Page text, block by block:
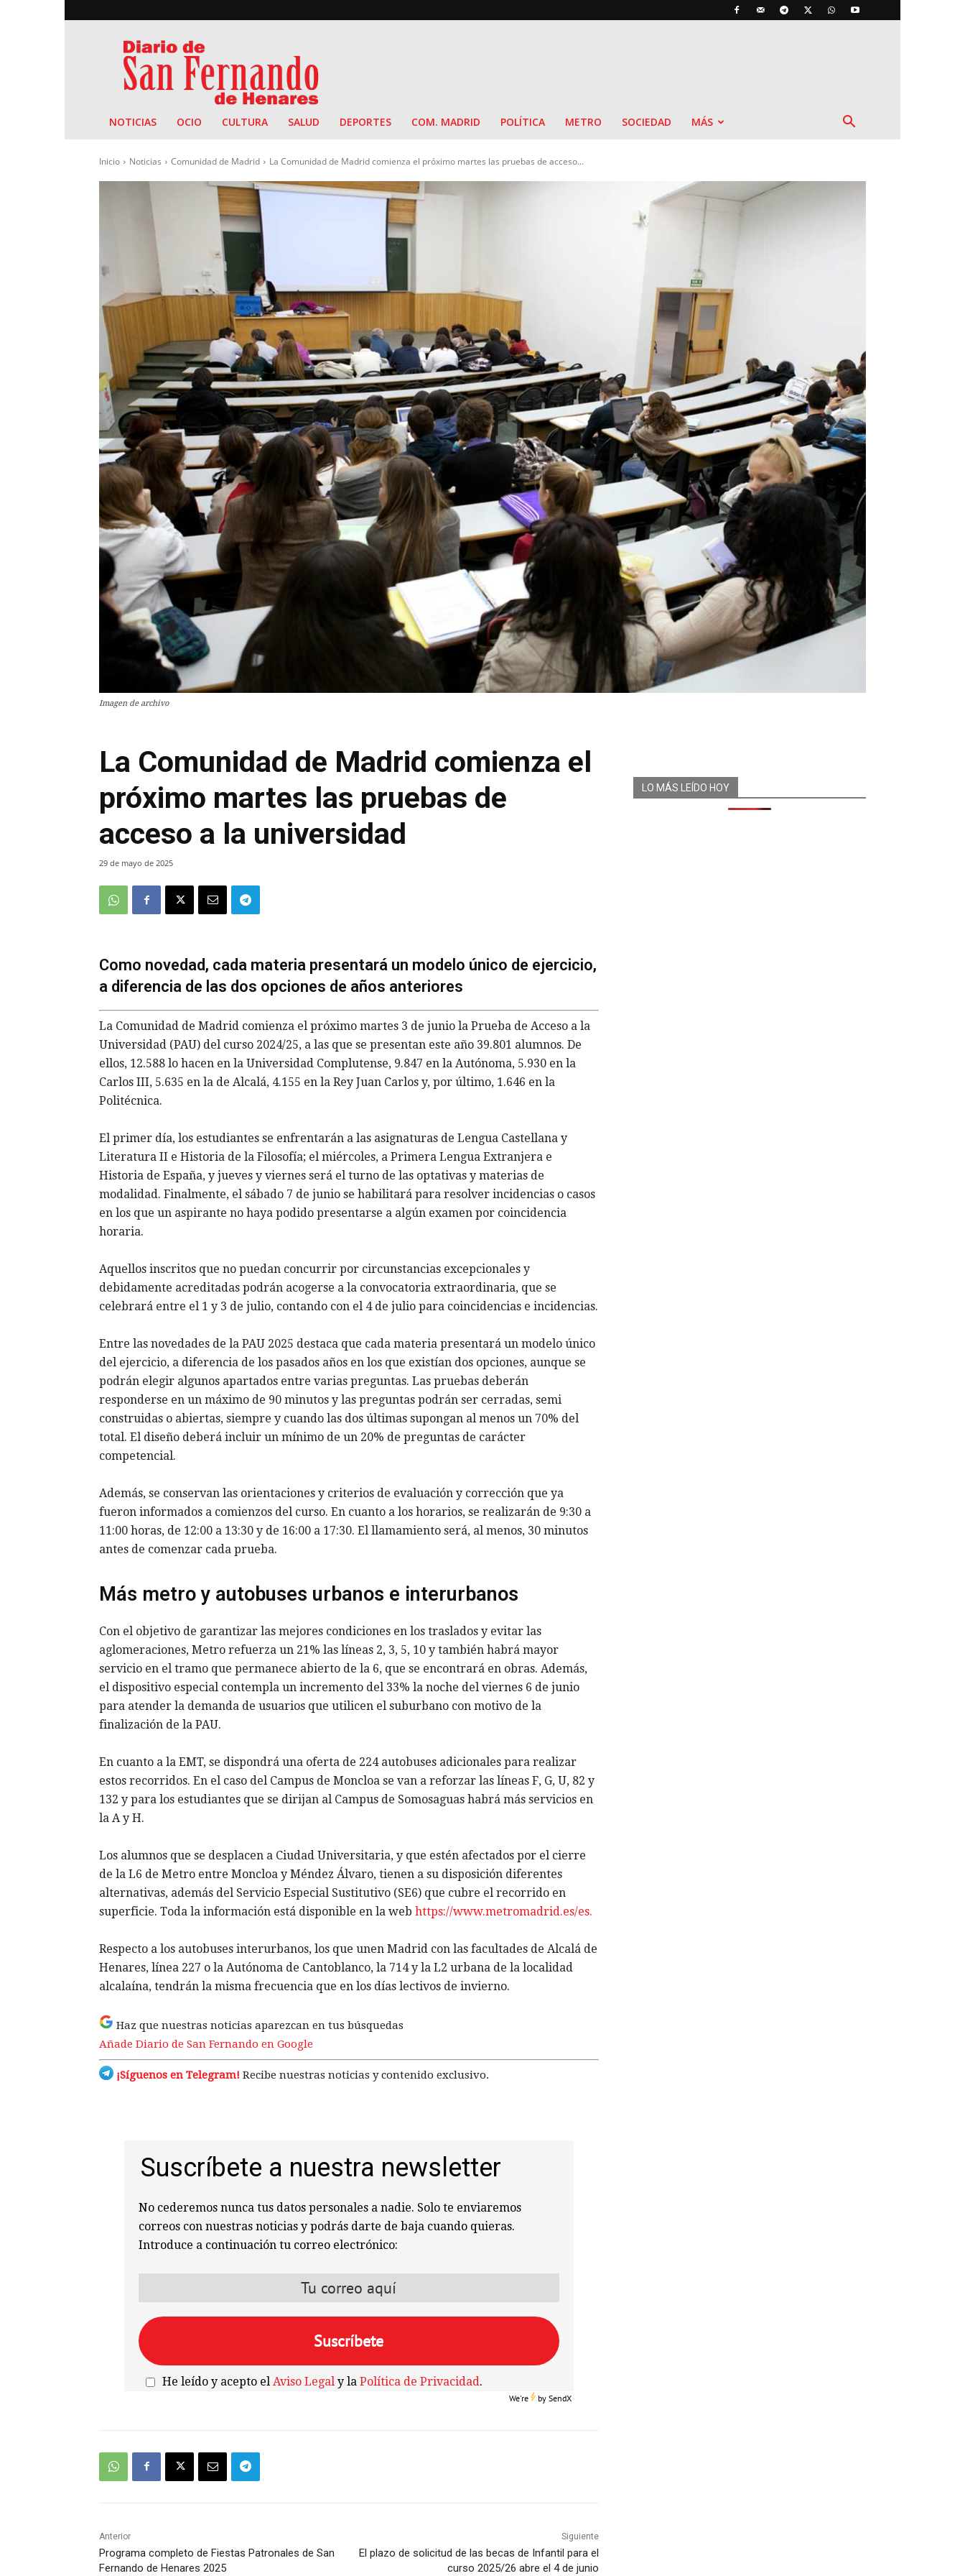
Diario
de
San
NOTICIAS OCIO CULTURA SALUD DEPORTES COM. MADRID POLÍTICA METRO SOCIEDAD MÁS
Inicio Noticias Comunidad de Madrid La Comunidad de Madrid comienza el próximo martes las pruebas de acceso...
Imagen de archivo
La Comunidad de Madrid comienza el
próximo martes las pruebas de
acceso a la universidad
29 de mayo de 2025
Como novedad, cada materia presentará un modelo único de ejercicio,
a diferencia de las dos opciones de años anteriores
La Comunidad de Madrid comienza el próximo martes 3 de junio la Prueba de Acceso a la
Universidad (PAU) del curso 2024/25, a las que se presentan este año 39.801 alumnos. De
ellos, 12.588 lo hacen en la Universidad Complutense, 9.847 en la Autónoma, 5.930 en la
Carlos III, 5.635 en la de Alcalá, 4.155 en la Rey Juan Carlos y, por último, 1.646 en la
Politécnica.
El primer día, los estudiantes se enfrentarán a las asignaturas de Lengua Castellana y
Literatura II e Historia de la Filosofía; el miércoles, a Primera Lengua Extranjera e
Historia de España, y jueves y viernes será el turno de las optativas y materias de
modalidad. Finalmente, el sábado 7 de junio se habilitará para resolver incidencias o casos
en los que un aspirante no haya podido presentarse a algún examen por coincidencia
horaria.
Aquellos inscritos que no puedan concurrir por circunstancias excepcionales y
debidamente acreditadas podrán acogerse a la convocatoria extraordinaria, que se
celebrará entre el 1 y 3 de julio, contando con el 4 de julio para coincidencias e incidencias.
Entre las novedades de la PAU 2025 destaca que cada materia presentará un modelo único
del ejercicio, a diferencia de los pasados años en los que existían dos opciones, aunque se
podrán elegir algunos apartados entre varias preguntas. Las pruebas deberán
responderse en un máximo de 90 minutos y las preguntas podrán ser cerradas, semi
construidas o abiertas, siempre y cuando las dos últimas supongan al menos un 70% del
total. El diseño deberá incluir un mínimo de un 20% de preguntas de carácter
competencial.
Además, se conservan las orientaciones y criterios de evaluación y corrección que ya
fueron informados a comienzos del curso. En cuanto a los horarios, se realizarán de 9:30 a
11:00 horas, de 12:00 a 13:30 y de 16:00 a 17:30. El llamamiento será, al menos, 30 minutos
antes de comenzar cada prueba.
Más metro y autobuses urbanos e interurbanos
Con el objetivo de garantizar las mejores condiciones en los traslados y evitar las
aglomeraciones, Metro refuerza un 21% las líneas 2, 3, 5, 10 y también habrá mayor
servicio en el tramo que permanece abierto de la 6, que se encontrará en obras. Además,
el dispositivo especial contempla un incremento del 33% la noche del viernes 6 de junio
para atender la demanda de usuarios que utilicen el suburbano con motivo de la
finalización de la PAU.
En cuanto a la EMT, se dispondrá una oferta de 224 autobuses adicionales para realizar
estos recorridos. En el caso del Campus de Moncloa se van a reforzar las líneas F, G, U, 82 y
132 y para los estudiantes que se dirijan al Campus de Somosaguas habrá más servicios en
la A y H.
Los alumnos que se desplacen a Ciudad Universitaria, y que estén afectados por el cierre
de la L6 de Metro entre Moncloa y Méndez Álvaro, tienen a su disposición diferentes
alternativas, además del Servicio Especial Sustitutivo (SE6) que cubre el recorrido en
superficie. Toda la información está disponible en la web https://www.metromadrid.es/es.
Respecto a los autobuses interurbanos, los que unen Madrid con las facultades de Alcalá de
Henares, línea 227 o la Autónoma de Cantoblanco, la 714 y la L2 urbana de la localidad
alcalaína, tendrán la misma frecuencia que en los días lectivos de invierno.
Haz que nuestras noticias aparezcan en tus búsquedas
Añade Diario de San Fernando en Google
¡Síguenos en Telegram! Recibe nuestras noticias y contenido exclusivo.
Suscríbete a nuestra newsletter
No cederemos nunca tus datos personales a nadie. Solo te enviaremos
correos con nuestras noticias y podrás darte de baja cuando quieras.
Introduce a continuación tu correo electrónico:
He leído y acepto el Aviso Legaly la Política de Privacidad.
We're bySendX
Anterior
Programa completo de Fiestas Patronales de San
Fernando de Henares 2025
Siguiente
El plazo de solicitud de las becas de Infantil para el
curso 2025/26 abre el 4 de junio
LO MÁS LEÍDO HOY